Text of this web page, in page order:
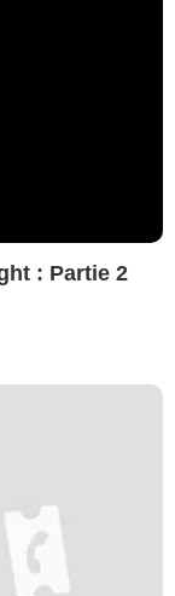
: Partie 2